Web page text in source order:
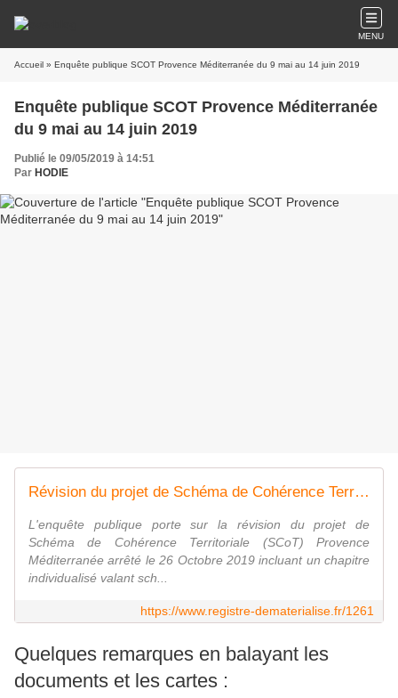
MENU
Accueil » Enquête publique SCOT Provence Méditerranée du 9 mai au 14 juin 2019
Enquête publique SCOT Provence Méditerranée
du 9 mai au 14 juin 2019
Publié le 09/05/2019 à 14:51
Par HODIE
Révision du projet de Schéma de Cohérence Territoriale de Provence Méditerranée comportant un chapitre individualisé valant Schéma de Mise en Valeur de la Mer
L'enquête publique porte sur la révision du projet de
Schéma de Cohérence Territoriale (SCoT) Provence
Méditerranée arrêté le 26 Octobre 2019 incluant un chapitre
individualisé valant sch...
https://www.registre-dematerialise.fr/1261
Quelques remarques en balayant les
documents et les cartes :